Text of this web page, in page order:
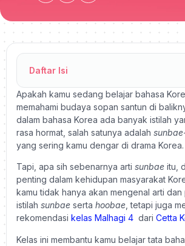
Daftar Isi
Apakah kamu sedang belajar bahasa
memahami budaya sopan santun di
dalam bahasa Korea ada banyak istilah
rasa hormat, salah satunya adalah
yang sering kamu dengar di drama Korea.
Tapi, apa sih sebenarnya arti sunbae itu,
penting dalam kehidupan masyarakat
kamu tidak hanya akan mengenal arti
istilah sunbae serta hoobae , tetapi juga
rekomendasi kelas Malhagi 4 dari Cetta
Kelas ini membantu kamu belajar tata